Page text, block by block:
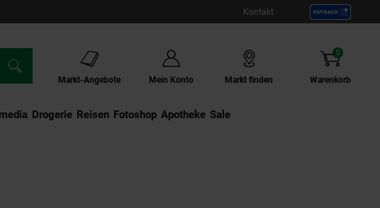
Kontakt
Markt-Angebote Mein Konto Markt finden Warenkorb
0
Artikel
Drogerie Externer Link:
Reisen Externer Link:
Fotoshop Externer Link:
Apotheke Sale